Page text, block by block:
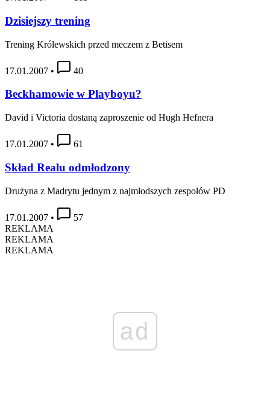
Dzisiejszy trening
Trening Królewskich przed meczem z Betisem
17.01.2007 • 40
Beckhamowie w Playboyu?
David i Victoria dostaną zaproszenie od Hugh Hefnera
17.01.2007 • 61
Skład Realu odmłodzony
Drużyna z Madrytu jednym z najmłodszych zespołów PD
17.01.2007 •
57
REKLAMA
REKLAMA
REKLAMA
ad